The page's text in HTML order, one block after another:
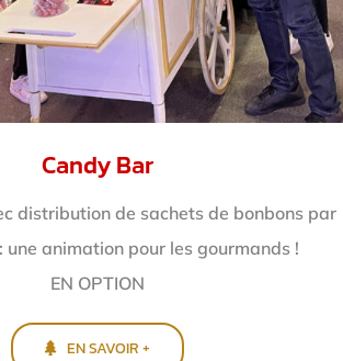
Candy Bar
distribution de sachets de bonbons par
une animation pour les gourmands !
EN OPTION
EN SAVOIR +